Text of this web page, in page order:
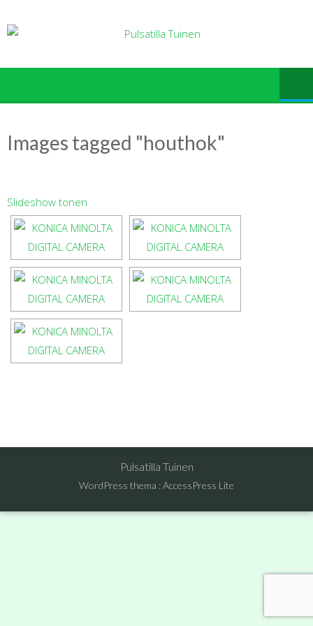
naar
inhoud
Images tagged "houthok"
Slideshow tonen
Pulsatilla Tuinen
WordPress thema :AccessPress Lite